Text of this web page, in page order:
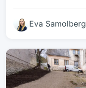
Eva Samolberg